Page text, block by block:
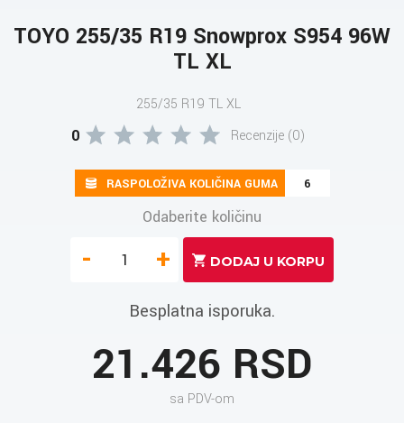
TOYO 255/35 R19 Snowprox S954 96W
TL XL
255/35 R19 TL XL
0 Recenzije (0)
RASPOLOŽIVA KOLIČINA GUMA 6
Odaberite količinu
- +
Besplatna isporuka.
21.426 RSD
sa PDV-om